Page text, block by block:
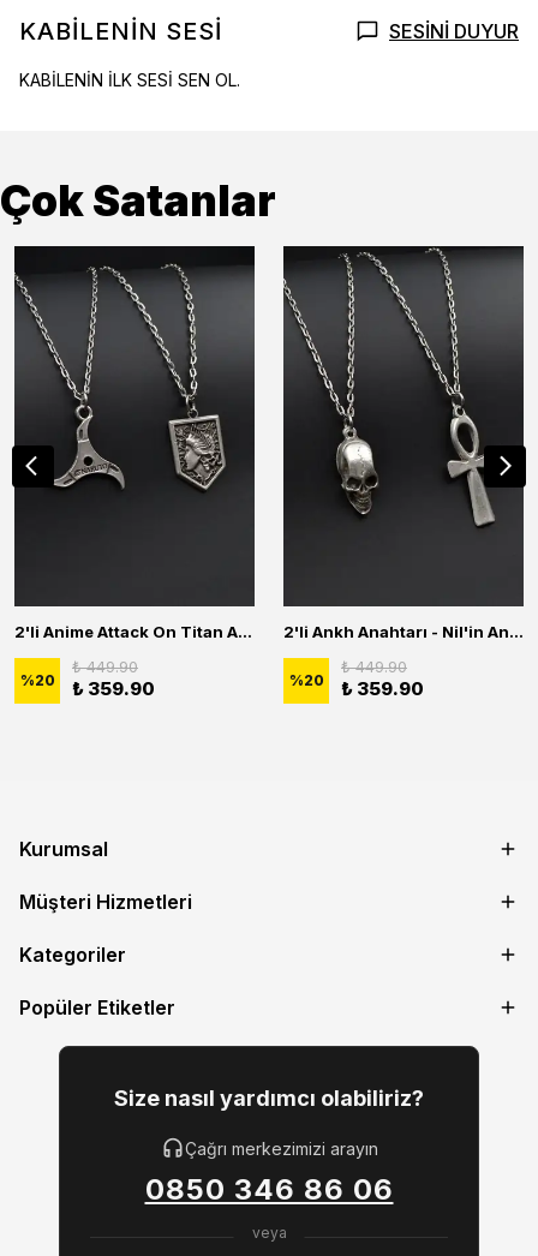
KABİLENİN SESİ SESİNİ DUYUR
KABİLENİN İLK SESİ SEN OL.
Çok Satanlar
2'li Anime Attack On Titan Acrylic Maria Anime Naruto Erkek Kadın Kolye Seti
%20
₺ 449.90
₺ 359.90
2'li Ankh Anahtarı - Nil'in Anahtarı - Kuru Kafa Erkek Kadın Kolye Seti
%20
₺ 449.90
₺ 359.90
Kurumsal
Müşteri Hizmetleri
Kategoriler
Popüler Etiketler
Size nasıl yardımcı olabiliriz?
Çağrı merkezimizi arayın
0850 346 86 06